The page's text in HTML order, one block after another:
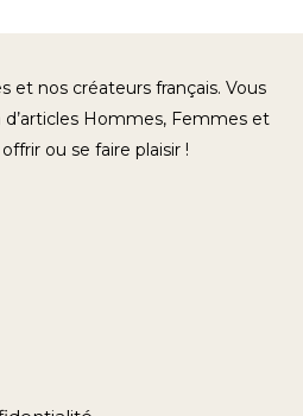
et nos créateurs français. Vous
Hommes, Femmes et
ou se faire plaisir !